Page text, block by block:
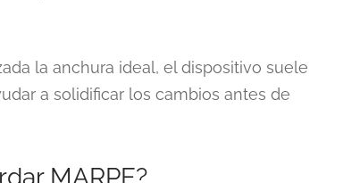
la anchura ideal, el dispositivo suele
a solidificar los cambios antes de